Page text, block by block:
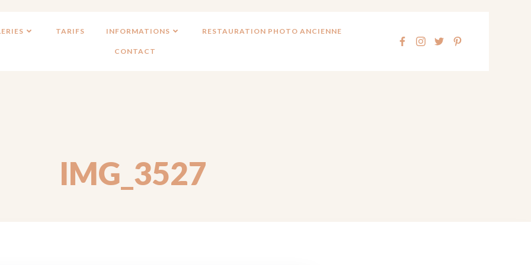
TARIFS INFORMATIONS RESTAURATION PHOTO ANCIENNE
CONTACT
IMG_3527